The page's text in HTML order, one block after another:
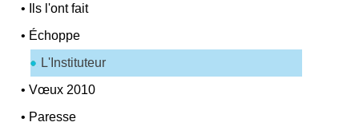
•
Ils l'ont fait
• Échoppe
L'Instituteur
•Vœux 2010
• Paresse